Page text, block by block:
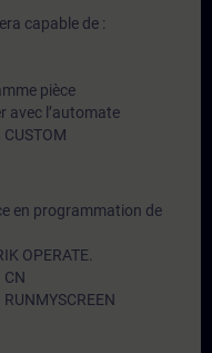
capable de :
pièce
avec l’automate
en programmation de
OPERATE.